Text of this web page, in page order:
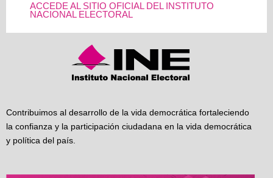
ACCEDE AL SITIO OFICIAL DEL INSTITUTO
NACIONAL ELECTORAL
Contribuimos al desarrollo de la vida democrática fortaleciendo
la confianza y la participación ciudadana en la vida democrática
y política del país.